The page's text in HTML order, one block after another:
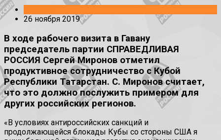
26 ноября 2019
В ходе рабочего визита в Гавану
председатель партии СПРАВЕДЛИВАЯ
РОССИЯ Сергей Миронов отметил
продуктивное сотрудничество с Кубой
Республики Татарстан. С. Миронов считает,
что это должно послужить примером для
других российских регионов.
«В условиях антироссийских санкций и
продолжающейся блокады Кубы со стороны США я